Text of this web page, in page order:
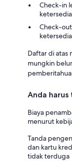
Check-in
Check-
Daftar di atas
mungkin
Anda harus
Biaya
menurut
Tanda
dan kartu
tidak terduga